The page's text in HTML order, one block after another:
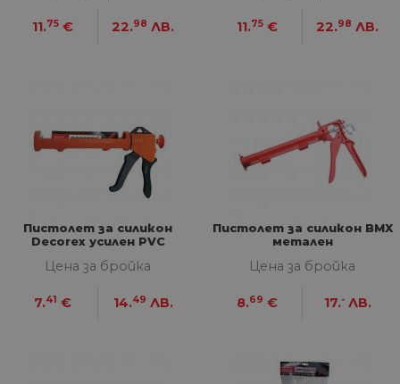
11.75 € 22.98 ЛВ. 11.75 € 22.98 ЛВ.
Пистолет за силикон
Decorex усилен PVC
Цена за бройка
7.41 € 14.49 ЛВ.
Пистолет за силикон BMX
метален
Цена за бройка
8.69 € 17.- ЛВ.